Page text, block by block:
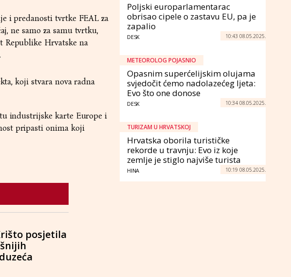
i predanosti tvrtke FEAL za
ne samo za samu tvrtku,
Republike Hrvatske na
koji stvara nova radna
industrijske karte Europe i
pripasti onima koji
posjetila
Poljski europarlamentarac
obrisao cipele o zastavu EU, pa je
zapalio
DESK 10:43 08.05.2025.
METEOROLOG POJASNIO
Opasnim superćelijskim olujama
svjedočit ćemo nadolazećeg ljeta:
Evo što one donose
DESK 10:34 08.05.2025.
TURIZAM U HRVATSKOJ
Hrvatska oborila turističke
rekorde u travnju: Evo iz koje
zemlje je stiglo najviše turista
HINA 10:19 08.05.2025.